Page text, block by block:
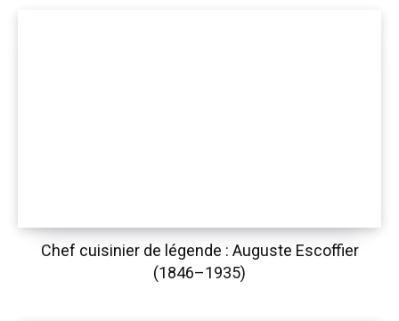
Chef cuisinier de légende : Auguste Escoffier
(1846–1935)